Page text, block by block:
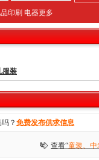
印刷 电器更多
服装
？ 免费发布供求信息
查看“童装、中